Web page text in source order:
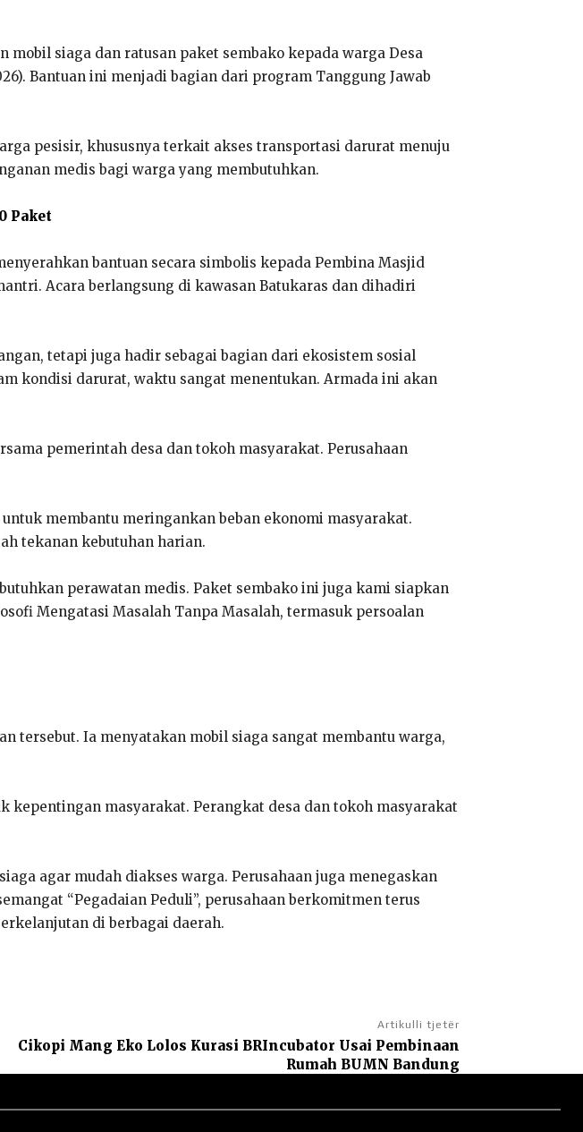
mobil siaga dan ratusan paket sembako kepada warga Desa
Bantuan ini menjadi bagian dari program Tanggung Jawab
pesisir, khususnya terkait akses transportasi darurat menuju
medis bagi warga yang membutuhkan.
Paket
bantuan secara simbolis kepada Pembina Masjid
Acara berlangsung di kawasan Batukaras dan dihadiri
tetapi juga hadir sebagai bagian dari ekosistem sosial
kondisi darurat, waktu sangat menentukan. Armada ini akan
pemerintah desa dan tokoh masyarakat. Perusahaan
membantu meringankan beban ekonomi masyarakat.
tekanan kebutuhan harian.
perawatan medis. Paket sembako ini juga kami siapkan
Mengatasi Masalah Tanpa Masalah, termasuk persoalan
tersebut. Ia menyatakan mobil siaga sangat membantu warga,
masyarakat. Perangkat desa dan tokoh masyarakat
agar mudah diakses warga. Perusahaan juga menegaskan
“Pegadaian Peduli”, perusahaan berkomitmen terus
di berbagai daerah.
Artikulli tjetër
Cikopi Mang Eko Lolos Kurasi BRIncubator Usai Pembinaan
Rumah BUMN Bandung